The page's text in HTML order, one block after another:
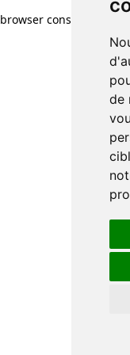
de
browser console for